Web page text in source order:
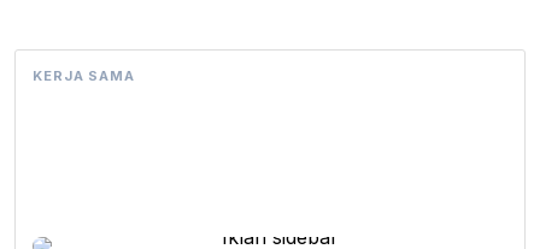
KERJA SAMA